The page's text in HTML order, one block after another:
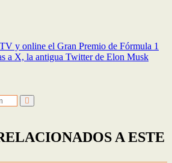
y online el Gran Premio de Fórmula 1
a X, la antigua Twitter de Elon Musk
A ESTE